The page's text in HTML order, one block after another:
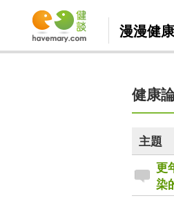
漫漫健康
健康
主題
更
染